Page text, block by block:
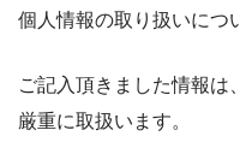
個人情報の取り扱いにつ
ご記入頂きました情報は
厳重に取扱います。